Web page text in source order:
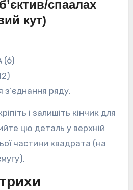
спаалах
кут)
(6)
з’єднання ряду.
і залишіть кінчик для
цю деталь у верхній
частини квадрата (на